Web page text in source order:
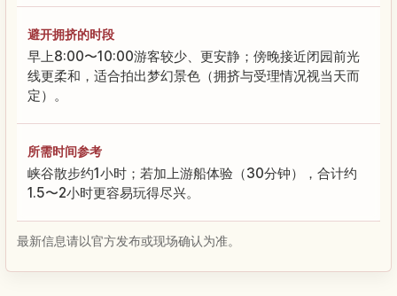
避开拥挤的时段
早上8:00〜10:00游客较少、更安静；傍晚接近闭园前光
线更柔和，适合拍出梦幻景色（拥挤与受理情况视当天而
定）。
所需时间参考
峡谷散步约1小时；若加上游船体验（30分钟），合计约
1.5〜2小时更容易玩得尽兴。
最新信息请以官方发布或现场确认为准。